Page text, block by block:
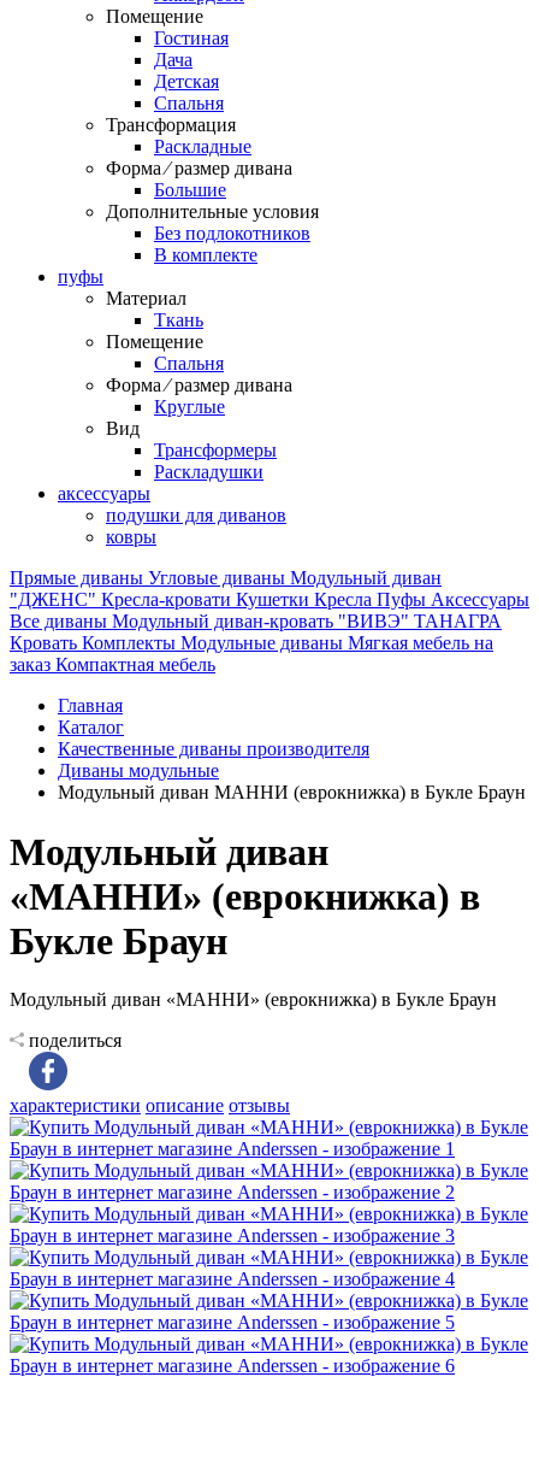
Помещение
Гостиная
Дача
Детская
Спальня
Трансформация
Раскладные
Форма ⁄ размер дивана
Большие
Дополнительные условия
Без подлокотников
В комплекте
пуфы
Материал
Ткань
Помещение
Спальня
Форма ⁄ размер дивана
Круглые
Вид
Трансформеры
Раскладушки
аксессуары
подушки для диванов
ковры
Прямые диваны Угловые диваны Модульный диван
"ДЖЕНС" Кресла-кровати Кушетки Кресла Пуфы Аксессуары
Все диваны Модульный диван-кровать "ВИВЭ" ТАНАГРА
Кровать Комплекты Модульные диваны Мягкая мебель на
заказ Компактная мебель
Главная
Каталог
Качественные диваны производителя
Диваны модульные
Модульный диван МАННИ (еврокнижка) в Букле Браун
Модульный диван
«МАННИ» (еврокнижка) в
Букле Браун
Модульный диван «МАННИ» (еврокнижка) в Букле Браун
поделиться
характеристики описание отзывы